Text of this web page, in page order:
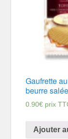
Gaufrette
beurre
0.90€ prix
Ajouter